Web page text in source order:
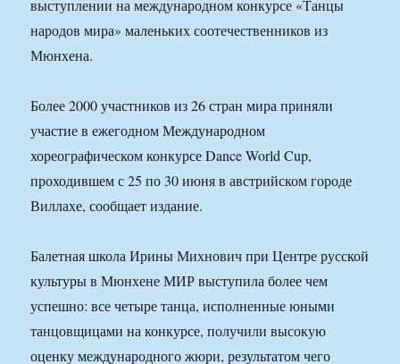
выступлении на международном конкурсе «Танцы
народов мира» маленьких соотечественников из
Мюнхена.
Более 2000 участников из 26 стран мира приняли
участие в ежегодном Международном
хореографическом конкурсе Dance World Cup,
проходившем с 25 по 30 июня в австрийском городе
Виллахе, сообщает издание.
Балетная школа Ирины Михнович при Центре русской
культуры в Мюнхене МИР выступила более чем
успешно: все четыре танца, исполненные юными
танцовщицами на конкурсе, получили высокую
оценку международного жюри, результатом чего